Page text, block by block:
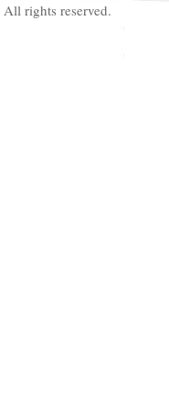
All rights reserved.